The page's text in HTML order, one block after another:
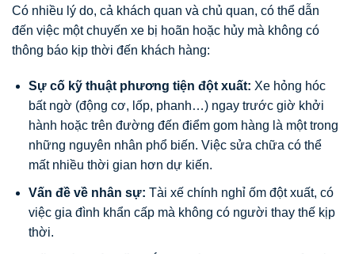
Có nhiều lý do, cả khách quan và chủ quan, có thể dẫn
đến việc một chuyến xe bị hoãn hoặc hủy mà không có
thông báo kịp thời đến khách hàng:
Sự cố kỹ thuật phương tiện đột xuất: Xe hỏng hóc
bất ngờ (động cơ, lốp, phanh…) ngay trước giờ khởi
hành hoặc trên đường đến điểm gom hàng là một trong
những nguyên nhân phổ biến. Việc sửa chữa có thể
mất nhiều thời gian hơn dự kiến.
Vấn đề về nhân sự: Tài xế chính nghỉ ốm đột xuất, có
việc gia đình khẩn cấp mà không có người thay thế kịp
thời.